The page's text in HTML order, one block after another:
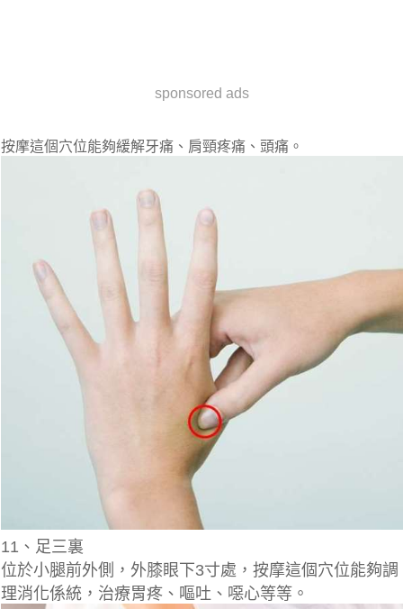
sponsored ads
按摩這個穴位能夠緩解牙痛、肩頸疼痛、頭痛。
11、足三裏
位於小腿前外側，外膝眼下3寸處，按摩這個穴位能夠調
理消化係統，治療胃疼、嘔吐、噁心等等。